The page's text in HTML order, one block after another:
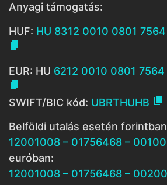
Anyagi támogatás:
HUF: HU 8312 0010 0801

EUR: HU 6212 0010 0801

SWIFT/BIC kód: UBRTHUHB 
Belföldi utalás esetén
12001008 – 01756468 –
euróban:
12001008 – 01756468 –